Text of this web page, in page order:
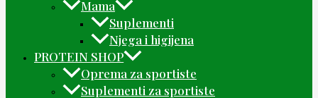
Mama
Suplementi
Njega i higijena
PROTEIN SHOP
Oprema za sportiste
Suplementi za sportiste